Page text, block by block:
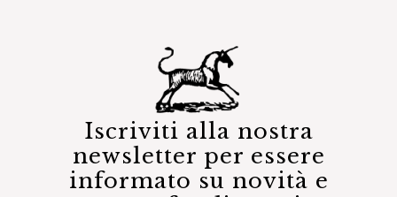
Iscriviti alla nostra
newsletter per essere
informato su novità e